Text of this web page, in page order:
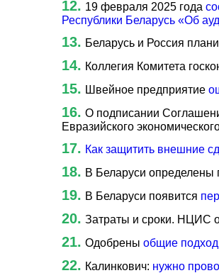
19 февраля 2025 года
Республики Беларусь «Об
Беларусь и Россия
Коллегия Комитета
Швейное предприятие
О подписании
Евразийского
Как защитить внешние
В Беларуси определены
В Беларуси появится
Затраты и сроки. НЦИС
Одобрены общие
Калинкович: нужно